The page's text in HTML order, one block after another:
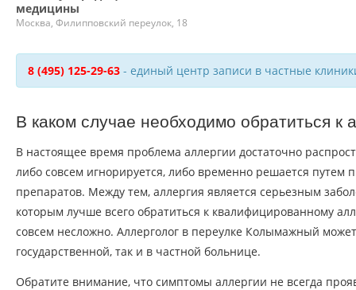
медицины
Москва, Филипповский переулок, 18
8 (495) 125-29-63 - единый центр записи в частные
В каком случае необходимо обратиться к
В настоящее время проблема аллергии достаточно
либо совсем игнорируется, либо временно решается путем
препаратов. Между тем, аллергия является серьезным
которым лучше всего обратиться к квалифицированному
совсем несложно. Аллерголог в переулке Колымажный
государственной, так и в частной больнице.
Обратите внимание, что симптомы аллергии не всегда